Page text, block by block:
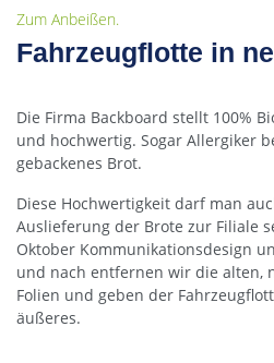
Zum Anbeißen.
Fahrzeugflotte in
Die Firma Backboard stellt 100%
und hochwertig. Sogar Allergiker
gebackenes Brot.
Diese Hochwertigkeit darf man
Auslieferung der Brote zur Filiale
Oktober Kommunikationsdesign
und nach entfernen wir die alten,
Folien und geben der
äußeres.